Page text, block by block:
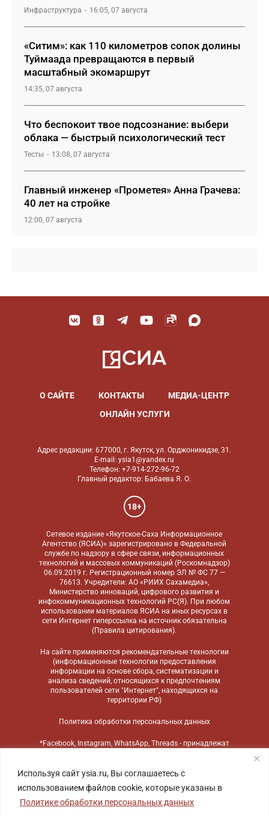
Используя сайт ysia.ru, Вы соглашаетесь с
использованием файлов cookie, которые указаны в
Политике обработки персональных данных
Инфраструктура 16:05, 07 августа
«Ситим»: как 110 километров сопок долины
Туймаада превращаются в первый
масштабный экомаршрут
14:35, 07 августа
Что беспокоит твое подсознание: выбери
облака — быстрый психологический тест
Тесты 13:08, 07 августа
Главный инженер «Прометея» Анна Грачева:
40 лет на стройке
12:00, 07 августа
О САЙТЕ КОНТАКТЫ
МЕДИА-ЦЕНТР
ОНЛАЙН УСЛУГИ
Адрес редакции: 677000, г. Якутск, ул. Орджоникидзе, 31.
E-mail: ysia1@yandex.ru
Телефон: +7-914-272-96-72
Главный редактор: Бабаева Я. О.
18+
Сетевое издание «Якутское-Саха Информационное
Агентство (ЯСИА)» зарегистрировано в Федеральной
службе по надзору в сфере связи, информационных
технологий и массовых коммуникаций (Роскомнадзор)
06.09.2019 г. Регистрационный номер ЭЛ № ФС 77 —
76613. Учредители: АО «РИИХ Сахамедиа»,
Министерство инноваций, цифрового развития и
инфокоммуникационных технологий РС(Я). При любом
использовании материалов ЯСИА на иных ресурсах в
сети Интернет гиперссылка на источник обязательна
(Правила цитирования).
На сайте применяются рекомендательные технологии
(информационные технологии предоставления
информации на основе сбора, систематизации и
анализа сведений, относящихся к предпочтениям
пользователей сети "Интернет", находящихся на
территории РФ)
Политика обработки персональных данных
*Facebook, Instagram, WhatsApp, Threads - принадлежат